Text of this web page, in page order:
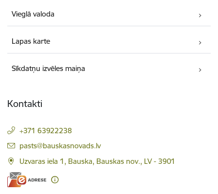
Vieglā valoda
Lapas karte
Sīkdatņu izvēles maiņa
Kontakti
+371 63922238
E-pasts:
pasts@bauskasnovads.lv
Uzvaras iela 1, Bauska, Bauskas nov., LV - 3901